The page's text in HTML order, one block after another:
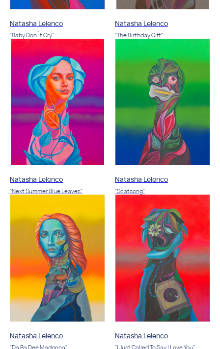
Natasha Lelenco
"Baby Don´t Cry"
Natasha Lelenco
"The Birthday Gift"
Natasha Lelenco
"Next Summer Blue Leaves"
Natasha Lelenco
"Scatsong"
Natasha Lelenco
"Da Ba Dee Madonna"
Natasha Lelenco
"I Just Called To Say I Love You"